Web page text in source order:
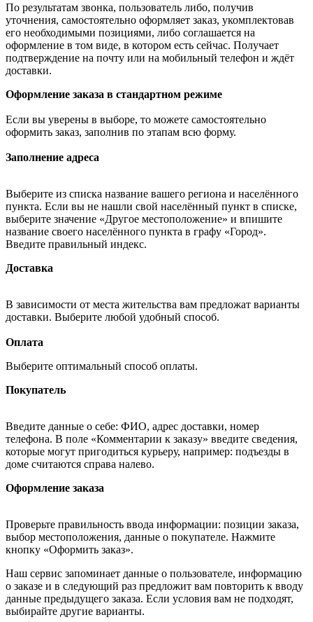
По результатам звонка, пользователь либо, получив
уточнения, самостоятельно оформляет заказ, укомплектовав
его необходимыми позициями, либо соглашается на
оформление в том виде, в котором есть сейчас. Получает
подтверждение на почту или на мобильный телефон и ждёт
доставки.
Оформление заказа в стандартном режиме
Если вы уверены в выборе, то можете самостоятельно
оформить заказ, заполнив по этапам всю форму.
Заполнение адреса
Выберите из списка название вашего региона и населённого
пункта. Если вы не нашли свой населённый пункт в списке,
выберите значение «Другое местоположение» и впишите
название своего населённого пункта в графу «Город».
Введите правильный индекс.
Доставка
В зависимости от места жительства вам предложат варианты
доставки. Выберите любой удобный способ.
Оплата
Выберите оптимальный способ оплаты.
Покупатель
Введите данные о себе: ФИО, адрес доставки, номер
телефона. В поле «Комментарии к заказу» введите сведения,
которые могут пригодиться курьеру, например: подъезды в
доме считаются справа налево.
Оформление заказа
Проверьте правильность ввода информации: позиции заказа,
выбор местоположения, данные о покупателе. Нажмите
кнопку «Оформить заказ».
Наш сервис запоминает данные о пользователе, информацию
о заказе и в следующий раз предложит вам повторить к вводу
данные предыдущего заказа. Если условия вам не подходят,
выбирайте другие варианты.